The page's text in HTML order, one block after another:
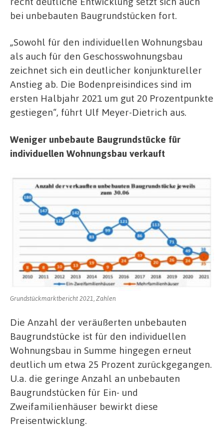
bei unbebauten Baugrundstücken fort.
„Sowohl für den individuellen Wohnungsbau
als auch für den Geschosswohnungsbau
zeichnet sich ein deutlicher konjunktureller
Anstieg ab. Die Bodenpreisindices sind im
ersten Halbjahr 2021 um gut 20 Prozentpunkte
gestiegen“, führt Ulf Meyer-Dietrich aus.
Weniger unbebaute Baugrundstücke für
individuellen Wohnungsbau verkauft
Grundstückmarktbericht 2021, Zahlen
Die Anzahl der veräußerten unbebauten
Baugrundstücke ist für den individuellen
Wohnungsbau in Summe hingegen erneut
deutlich um etwa 25 Prozent zurückgegangen.
U.a. die geringe Anzahl an unbebauten
Baugrundstücken für Ein- und
Zweifamilienhäuser bewirkt diese
Preisentwicklung.